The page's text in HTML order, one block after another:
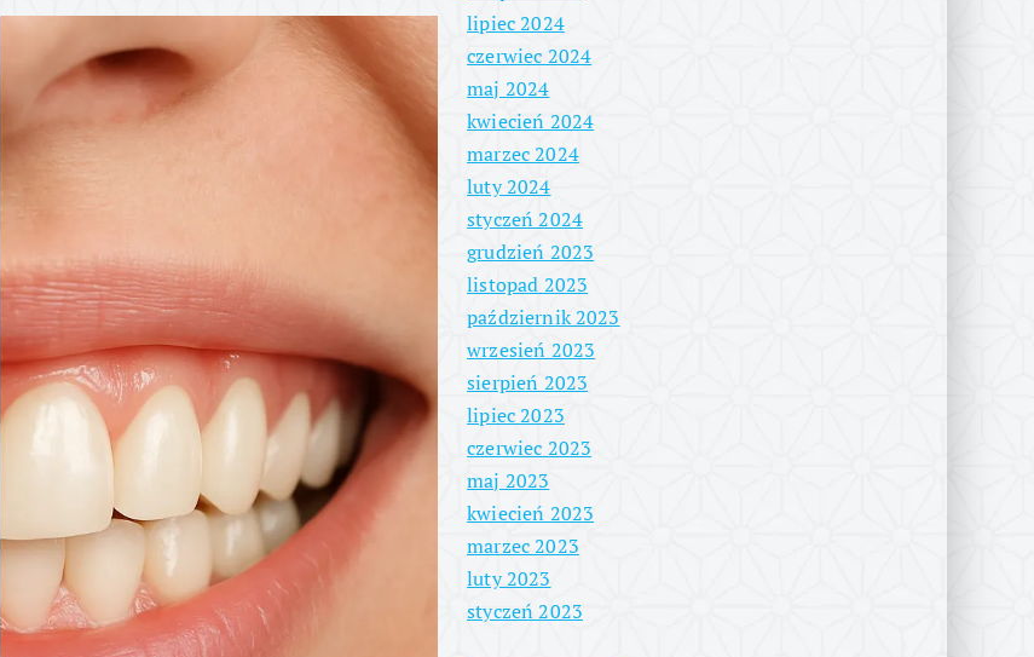
lipiec 2024
czerwiec 2024
maj 2024
kwiecień 2024
marzec 2024
luty 2024
styczeń 2024
grudzień 2023
listopad 2023
październik 2023
wrzesień 2023
sierpień 2023
lipiec 2023
czerwiec 2023
maj 2023
kwiecień 2023
marzec 2023
luty 2023
styczeń 2023